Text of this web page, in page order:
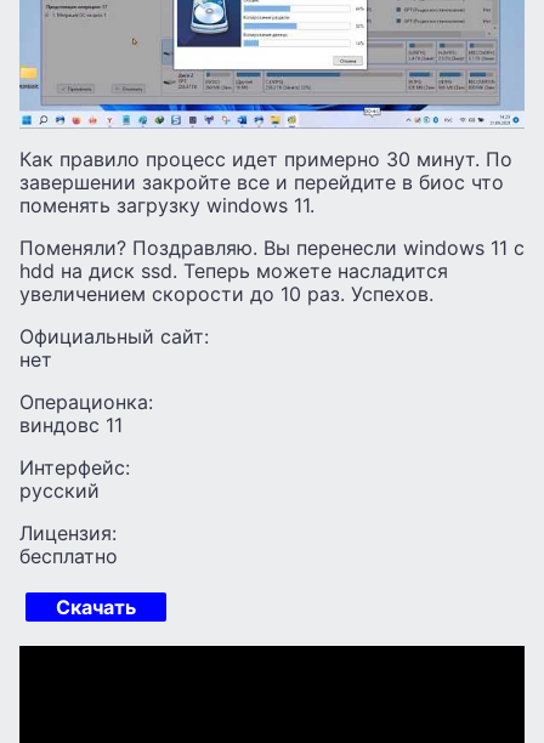
Как правило процесс идет примерно 30 минут. По
завершении закройте все и перейдите в биос что
поменять загрузку windows 11.
Поменяли? Поздравляю. Вы перенесли windows 11 с
hdd на диск ssd. Теперь можете насладится
увеличением скорости до 10 раз. Успехов.
Официальный сайт:
нет
Операционка:
виндовс 11
Интерфейс:
русский
Лицензия:
бесплатно
Скачать